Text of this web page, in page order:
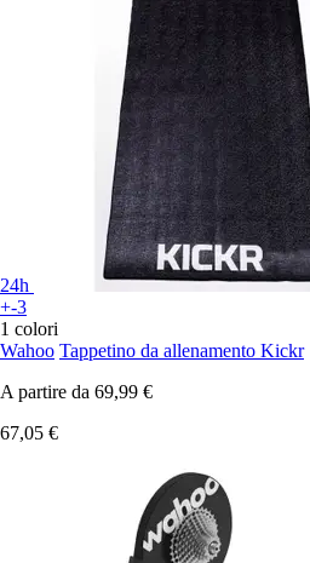
24h
+-3
1 colori
Wahoo Tappetino da allenamento Kickr
A partire da 69,99 €
67,05 €